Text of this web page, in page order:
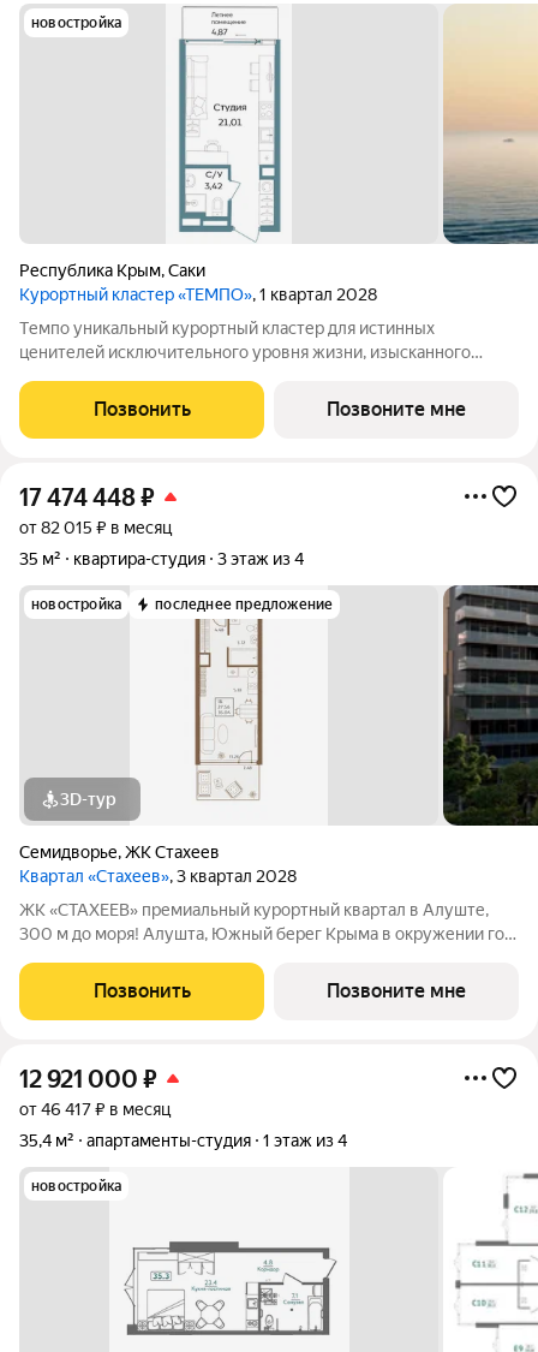
новостройка
Республика Крым,Саки
Курортный кластер «ТЕМПО», 1 квартал 2028
Tемпо уникальный курортный кластер для истинных
ценителей исключительного уровня жизни, изысканного
каждое мгновение безмерно прекрасно, а время принадлежит
только вам. Комплекс возводится в
Позвонить Позвоните мне
17 474 448₽
от 82 015 ₽ в месяц
35 м²
квартира-студия 3 этаж из 4
новостройка последнее предложение
3D-тур
Семидворье,ЖК Стахеев
Квартал «Стахеев», 3 квартал 2028
ЖК «СТАХЕЕВ» премиальный курортный квартал в Алуште,
300 м до моря! Алушта, Южный берег Крыма в окружении гор
до мелкогалечных пляжей с кристально чистой водой.
Современные квартиры с видом
Позвонить Позвоните мне
12 921 000 ₽
от 46 417 ₽ в месяц
35,4 м²
апартаменты-студия 1 этаж из 4
новостройка